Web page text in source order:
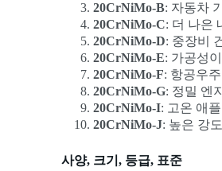
20CrNiMo-B: 자동차
20CrNiMo-C: 더 나은
20CrNiMo-D: 중장비
20CrNiMo-E: 가공성
20CrNiMo-F: 항공우
20CrNiMo-G: 정밀 엔
20CrNiMo-I: 고온 애
20CrNiMo-J: 높은 강
사양, 크기, 등급, 표준